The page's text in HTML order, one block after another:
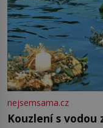
nejsemsama.cz
Kouzlení s